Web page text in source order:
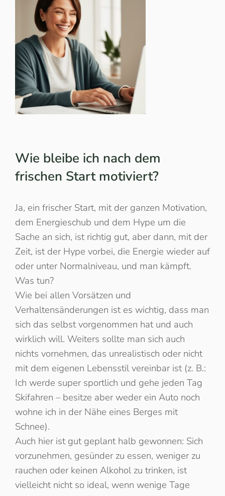
Wie bleibe ich nach dem
frischen Start motiviert?
Ja, ein frischer Start, mit der ganzen Motivation,
dem Energieschub und dem Hype um die
Sache an sich, ist richtig gut, aber dann, mit der
Zeit, ist der Hype vorbei, die Energie wieder auf
oder unter Normalniveau, und man kämpft.
Was tun?
Wie bei allen Vorsätzen und
Verhaltensänderungen ist es wichtig, dass man
sich das selbst vorgenommen hat und auch
wirklich will. Weiters sollte man sich auch
nichts vornehmen, das unrealistisch oder nicht
mit dem eigenen Lebensstil vereinbar ist (z. B.:
Ich werde super sportlich und gehe jeden Tag
Skifahren – besitze aber weder ein Auto noch
wohne ich in der Nähe eines Berges mit
Schnee).
Auch hier ist gut geplant halb gewonnen: Sich
vorzunehmen, gesünder zu essen, weniger zu
rauchen oder keinen Alkohol zu trinken, ist
vielleicht nicht so ideal, wenn wenige Tage